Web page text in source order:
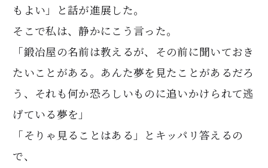
もよい」と話が進展した。
そこで私は、静かにこう言った。
「鍛冶屋の名前は教えるが、その前に聞いておき
たいことがある。あんた夢を見たことがあるだろ
う、それも何か恐ろしいものに追いかけられて逃
げている夢を」
「そりゃ見ることはある」とキッパリ答えるの
で、